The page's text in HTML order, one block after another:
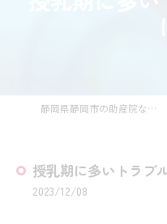
静岡県静岡市の助産院ならのあ助産院
授乳期に多いトラブ
2023/12/08